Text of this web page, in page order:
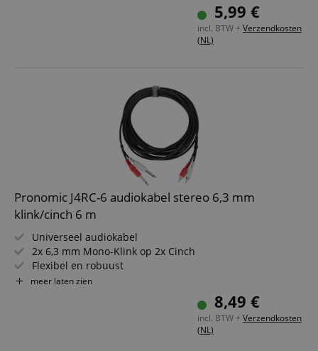
5,99 €
incl. BTW + Verzendkosten
(NL)
Pronomic J4RC-6 audiokabel stereo 6,3 mm
klink/cinch 6 m
Universeel audiokabel
2x 6,3 mm Mono-Klink op 2x Cinch
Flexibel en robuust
Schone overdracht
meer laten zien
8,49 €
incl. BTW + Verzendkosten
(NL)